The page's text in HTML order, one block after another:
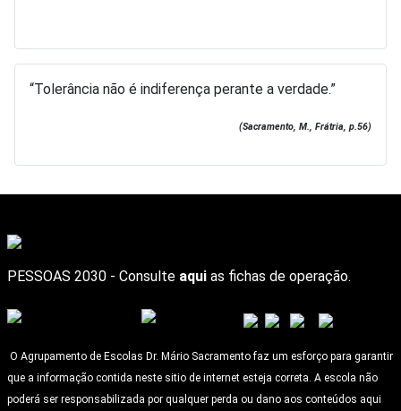
“Tolerância não é indiferença perante a verdade.”
(Sacramento, M., Frátria, p.56)
PESSOAS 2030 - Consulte aqui as fichas de operação.
O Agrupamento de Escolas Dr. Mário Sacramento faz um esforço para garantir
que a informação contida neste sitio de internet esteja correta. A escola não
poderá ser responsabilizada por qualquer perda ou dano aos conteúdos aqui